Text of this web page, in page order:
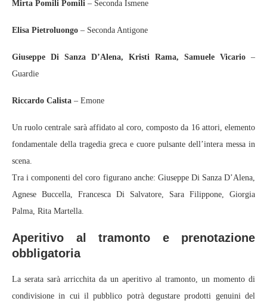
Mirta Pomili Pomili – Seconda Ismene
Elisa Pietroluongo – Seconda Antigone
Giuseppe Di Sanza D’Alena, Kristi Rama, Samuele Vicario –
Guardie
Riccardo Calista – Emone
Un ruolo centrale sarà affidato al coro, composto da 16 attori, elemento
fondamentale della tragedia greca e cuore pulsante dell’intera messa in
scena.
Tra i componenti del coro figurano anche: Giuseppe Di Sanza D’Alena,
Agnese Buccella, Francesca Di Salvatore, Sara Filippone, Giorgia
Palma, Rita Martella.
Aperitivo al tramonto e prenotazione
obbligatoria
La serata sarà arricchita da un aperitivo al tramonto, un momento di
condivisione in cui il pubblico potrà degustare prodotti genuini del